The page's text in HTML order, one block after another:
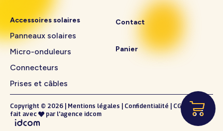
Accessoires solaires
Panneaux solaires
Micro-onduleurs
Connecteurs
Prises et câbles
Contact
Panier
Copyright © 2026 Mentions légales Confidentialité
CGV
fait avec
par l'agence idcom